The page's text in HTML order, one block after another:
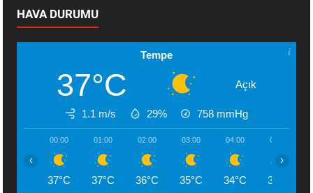
HAVA DURUMU
Tempe
37°C Açık
1.1 m/s 29% 758 mmHg
00:00
37°C
01:00
37°C
02:00
36°C
03:00
35°C
04:00
34°C
05:00
33°C
‹ ›